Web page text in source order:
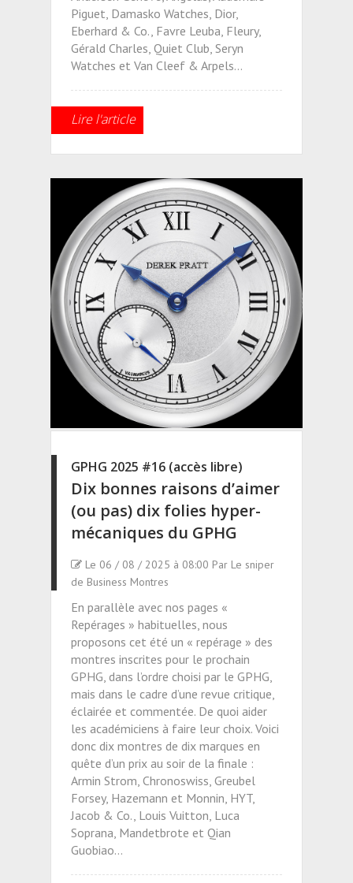
Piguet, Damasko Watches, Dior,
Eberhard & Co., Favre Leuba, Fleury,
Gérald Charles, Quiet Club, Seryn
Watches et Van Cleef & Arpels…
Lire l'article
GPHG 2025 #16 (accès libre)
Dix bonnes raisons d’aimer
(ou pas) dix folies hyper-
mécaniques du GPHG
Le 06 / 08 / 2025 à 08:00 Par Le sniper
de Business Montres
En parallèle avec nos pages «
Repérages » habituelles, nous
proposons cet été un « repérage » des
montres inscrites pour le prochain
GPHG, dans l’ordre choisi par le GPHG,
mais dans le cadre d’une revue critique,
éclairée et commentée. De quoi aider
les académiciens à faire leur choix. Voici
donc dix montres de dix marques en
quête d’un prix au soir de la finale :
Armin Strom, Chronoswiss, Greubel
Forsey, Hazemann et Monnin, HYT,
Jacob & Co., Louis Vuitton, Luca
Soprana, Mandetbrote et Qian
Guobiao…